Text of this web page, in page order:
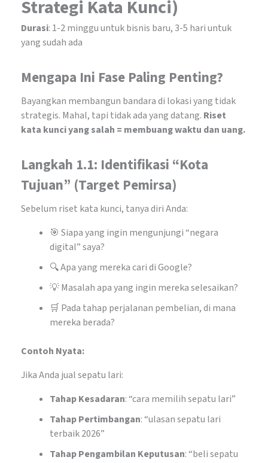
Strategi Kata Kunci)
Durasi: 1-2 minggu untuk bisnis baru, 3-5 hari untuk
yang sudah ada
Mengapa Ini Fase Paling Penting?
Bayangkan membangun bandara di lokasi yang tidak
strategis. Mahal, tapi tidak ada yang datang. Riset
kata kunci yang salah = membuang waktu dan uang.
Langkah 1.1: Identifikasi “Kota
Tujuan” (Target Pemirsa)
Sebelum riset kata kunci, tanya diri Anda:
🎯 Siapa yang ingin mengunjungi “negara
digital” saya?
🔍 Apa yang mereka cari di Google?
💡 Masalah apa yang ingin mereka selesaikan?
🛒 Pada tahap perjalanan pembelian, di mana
mereka berada?
Contoh Nyata:
Jika Anda jual sepatu lari:
Tahap Kesadaran: “cara memilih sepatu lari”
Tahap Pertimbangan: “ulasan sepatu lari
terbaik 2026”
Tahap Pengambilan Keputusan: “beli sepatu